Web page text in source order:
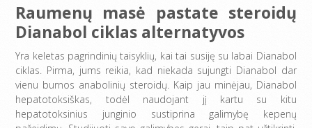
Raumenų masė pastate steroidų
Dianabol ciklas alternatyvos
Yra keletas pagrindinių taisyklių, kai tai susiję su labai Dianabol
ciklas. Pirma, jums reikia, kad niekada sujungti Dianabol dar
vienu burnos anabolinių steroidų. Kaip jau minėjau, Dianabol
hepatotoksiškas, todėl naudojant jį kartu su kitu
hepatotoksinius junginio sustiprina galimybę kepenų